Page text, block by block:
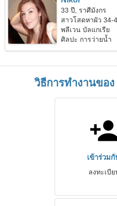
33 ปี, ราศีมังกร
สาวโสดหาผัว 34-
พลีเวน บัลแกเรีย
ศิลปะ การว่ายน้ำ
วิธีการทำงานขอ
เข้าร่วมกั
ลงทะเบี